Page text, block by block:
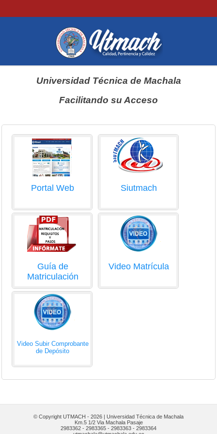
Universidad Técnica de Machala
Facilitando su Acceso
Portal Web Siutmach
Guía de
Matriculación
Video Matrícula
Video Subir Comprobante
de Depósito
© Copyright UTMACH - 2026 | Universidad Técnica de Machala
Km.5 1/2 Via Machala Pasaje
2983362 - 2983365 - 2983363 - 2983364